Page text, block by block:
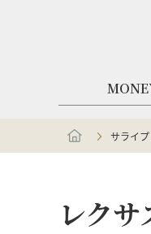
サライ
レク